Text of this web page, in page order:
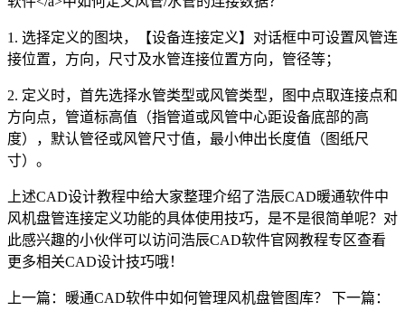
1. 选择定义的图块，【设备连接定义】对话框中可设置风管连
接位置，方向，尺寸及水管连接位置方向，管径等；
2. 定义时，首先选择水管类型或风管类型，图中点取连接点和
方向点，管道标高值（指管道或风管中心距设备底部的高
度），默认管径或风管尺寸值，最小伸出长度值（图纸尺
寸）。
上述CAD设计教程中给大家整理介绍了浩辰CAD暖通软件中
风机盘管连接定义功能的具体使用技巧，是不是很简单呢？对
此感兴趣的小伙伴可以访问浩辰CAD软件官网教程专区查看
更多相关CAD设计技巧哦！
上一篇：暖通CAD软件中如何管理风机盘管图库？
下一篇：